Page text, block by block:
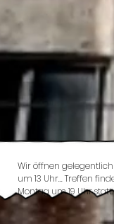
Wir öffnen
um 13 Uhr... Treffen
Montag um 19 Uhr statt.